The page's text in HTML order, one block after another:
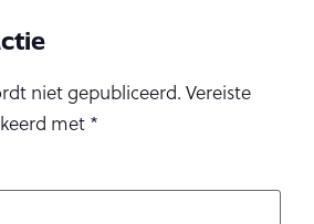
niet gepubliceerd. Vereiste
met *